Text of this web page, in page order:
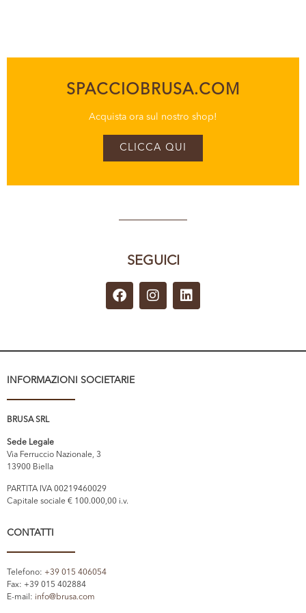
SPACCIOBRUSA.COM
Acquista ora sul nostro shop!
CLICCA QUI
SEGUICI
INFORMAZIONI SOCIETARIE
BRUSA SRL
Sede Legale
Via Ferruccio Nazionale, 3
13900 Biella
PARTITA IVA 00219460029
Capitale sociale € 100.000,00 i.v.
CONTATTI
Telefono: +39 015 406054
Fax: +39 015 402884
E-mail: info@brusa.com